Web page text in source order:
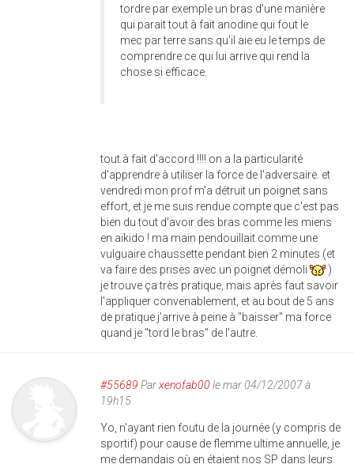
tordre par exemple un bras d'une manière
qui parait tout à fait anodine qui fout le
mec par terre sans qu'il aie eu le temps de
comprendre ce qui lui arrive qui rend la
chose si efficace.
tout à fait d'accord !!!! on a la particularité
d'apprendre à utiliser la force de l'adversaire. et
vendredi mon prof m'a détruit un poignet sans
effort, et je me suis rendue compte que c'est pas
bien du tout d'avoir des bras comme les miens
en aïkido ! ma main pendouillait comme une
vulguaire chaussette pendant bien 2 minutes (et
va faire des prises avec un poignet démoli
)
je trouve ça très pratique, mais après faut savoir
l'appliquer convenablement, et au bout de 5 ans
de pratique j'arrive à peine à "baisser" ma force
quand je "tord le bras" de l'autre.
#55689 Parxenofab00 le mar 04/12/2007 à
19h15
Yo, n'ayant rien foutu de la journée (y compris de
sportif) pour cause de flemme ultime annuelle, je
me demandais où en étaient nos SP dans leurs